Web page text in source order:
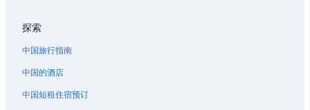
探索
中国旅行指南
中国的酒店
中国短租住宿预订